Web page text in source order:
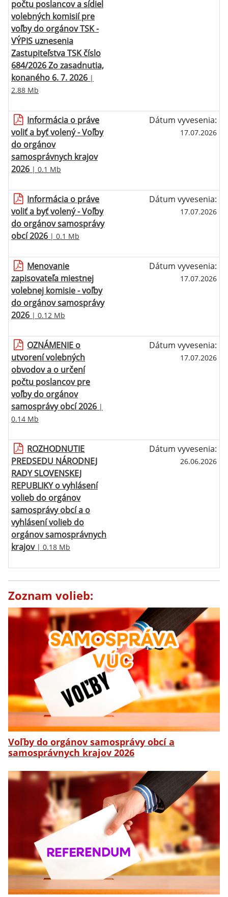
počtu poslancov a sídiel
volebných komisií pre
voľby do orgánov TSK -
VÝPIS uznesenia
Zastupiteľstva TSK číslo
684/2026 Zo zasadnutia,
konaného 6. 7. 2026 |
2.88 Mb
Informácia o práve
voliť a byť volený - Voľby
do orgánov
samosprávnych krajov
2026 | 0.1 Mb
Dátum vyvesenia:
17.07.2026
Informácia o práve
voliť a byť volený - Voľby
do orgánov samosprávy
obcí 2026 | 0.1 Mb
Dátum vyvesenia:
17.07.2026
Menovanie
zapisovateľa miestnej
volebnej komisie - voľby
do orgánov samosprávy
2026 | 0.12 Mb
Dátum vyvesenia:
17.07.2026
OZNÁMENIE o
utvorení volebných
obvodov a o určení
počtu poslancov pre
voľby do orgánov
samosprávy obcí 2026 |
0.14 Mb
Dátum vyvesenia:
17.07.2026
ROZHODNUTIE
PREDSEDU NÁRODNEJ
RADY SLOVENSKEJ
REPUBLIKY o vyhlásení
volieb do orgánov
samosprávy obcí a o
vyhlásení volieb do
orgánov samosprávnych
krajov| 0.18 Mb
Dátum vyvesenia:
26.06.2026
Zoznam volieb:
Voľby do orgánov samosprávy obcí a
samosprávnych krajov 2026